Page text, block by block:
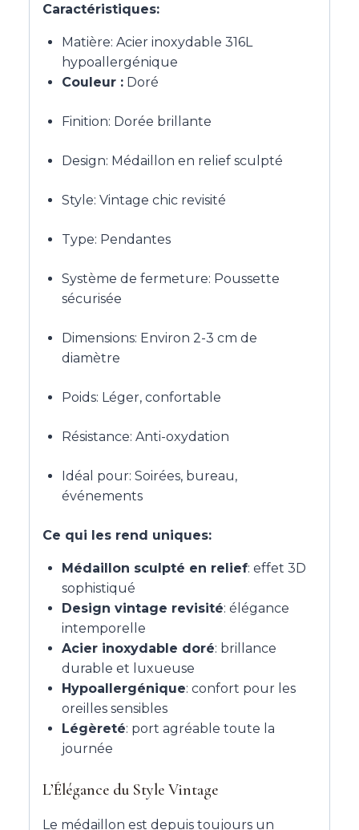
Caractéristiques:
Matière: Acier inoxydable 316L
hypoallergénique
Couleur : Doré
Finition: Dorée brillante
Design: Médaillon en relief sculpté
Style: Vintage chic revisité
Type: Pendantes
Système de fermeture: Poussette
sécurisée
Dimensions: Environ 2-3 cm de
diamètre
Poids: Léger, confortable
Résistance: Anti-oxydation
Idéal pour: Soirées, bureau,
événements
Ce qui les rend uniques:
Médaillon sculpté en relief: effet 3D
sophistiqué
Design vintage revisité: élégance
intemporelle
Acier inoxydable doré: brillance
durable et luxueuse
Hypoallergénique: confort pour les
oreilles sensibles
Légèreté: port agréable toute la
journée
L’Élégance du Style Vintage
Le médaillon est depuis toujours un